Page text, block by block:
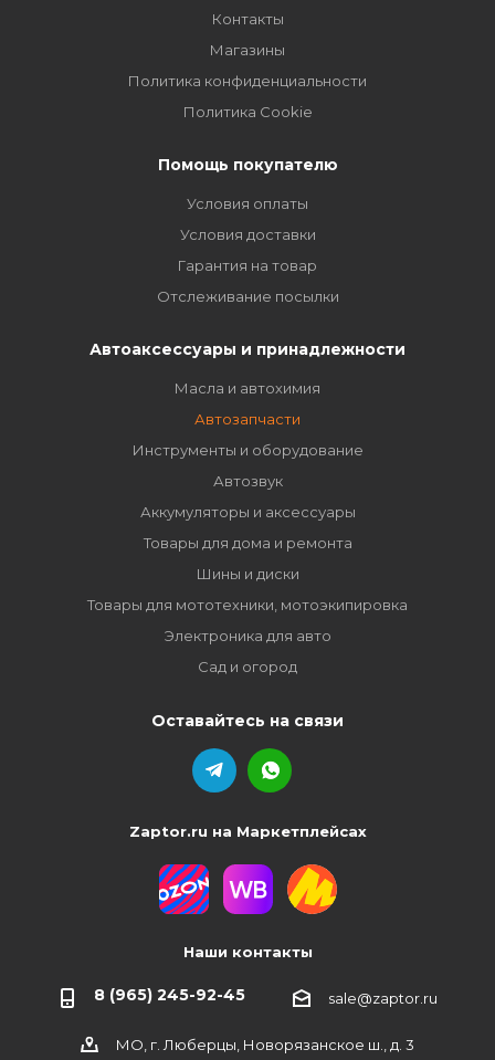
Контакты
Магазины
Политика конфиденциальности
Политика Cookie
Помощь покупателю
Условия оплаты
Условия доставки
Гарантия на товар
Отслеживание посылки
Автоаксессуары и принадлежности
Масла и автохимия
Автозапчасти
Инструменты и оборудование
Автозвук
Аккумуляторы и аксессуары
Товары для дома и ремонта
Шины и диски
Товары для мототехники, мотоэкипировка
Электроника для авто
Сад и огород
Оставайтесь на связи
Zaptor.ru на Маркетплейсах
Наши контакты
8 (965) 245-92-45 sale@zaptor.ru
МО, г. Люберцы, Новорязанское ш., д. 3